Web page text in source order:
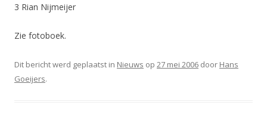
3 Rian Nijmeijer
Zie fotoboek.
Dit bericht werd geplaatst in Nieuws op 27 mei 2006 door Hans
Goeijers.